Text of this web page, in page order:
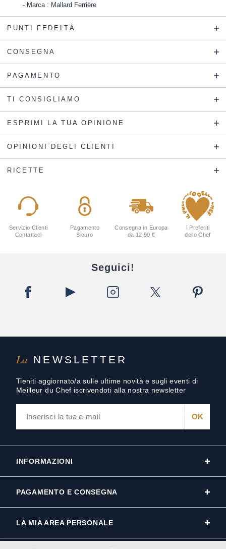
Marca : Mallard Ferrière
PUNTI FEDELTÀ
CONSEGNA
PAGAMENTO
TI CONSIGLIAMO
ESPRIMI LA TUA OPINIONE
OPINIONI DEGLI CLIENTI
RICETTE
La NEWSLETTER
Tieniti aggiornato/a sulle ultime novità e sugli eventi di
Meilleur du Chef iscrivendoti alla nostra newsletter
Servizio Clienti
Contattaci
Pagamento
Sicuro
Consegna in Europa
da 12,90 €
I Preferiti
dello Chef
Seguici!
INFORMAZIONI
PAGAMENTO E CONSEGNA
LA MIA AREA PERSONALE